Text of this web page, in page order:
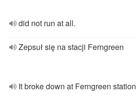
did not run at all.
Zepsuł się na stacji Ferngreen
It broke down at Ferngreen station